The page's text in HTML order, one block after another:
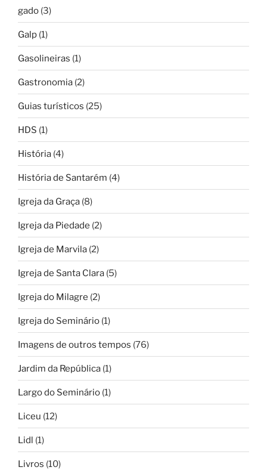
gado (3)
Galp (1)
Gasolineiras (1)
Gastronomia (2)
Guias turísticos (25)
HDS (1)
História (4)
História de Santarém (4)
Igreja da Graça (8)
Igreja da Piedade (2)
Igreja de Marvila (2)
Igreja de Santa Clara (5)
Igreja do Milagre (2)
Igreja do Seminário (1)
Imagens de outros tempos (76)
Jardim da República (1)
Largo do Seminário (1)
Liceu (12)
Lidl (1)
Livros (10)